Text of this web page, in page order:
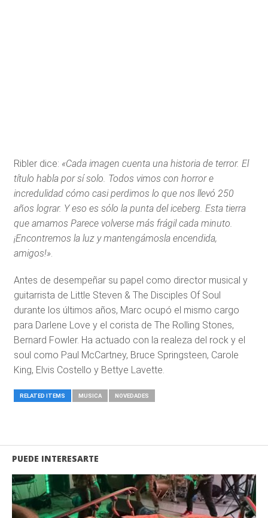
Ribler dice: «Cada imagen cuenta una historia de terror. El
título habla por sí solo. Todos vimos con horror e
incredulidad cómo casi perdimos lo que nos llevó 250
años lograr. Y eso es sólo la punta del iceberg. Esta tierra
que amamos Parece volverse más frágil cada minuto.
¡Encontremos la luz y mantengámosla encendida,
amigos!».
Antes de desempeñar su papel como director musical y
guitarrista de Little Steven & The Disciples Of Soul
durante los últimos años, Marc ocupó el mismo cargo
para Darlene Love y el corista de The Rolling Stones,
Bernard Fowler. Ha actuado con la realeza del rock y el
soul como Paul McCartney, Bruce Springsteen, Carole
King, Elvis Costello y Bettye Lavette.
RELATED ITEMS MUSICA NOVEDADES
PUEDE INTERESARTE